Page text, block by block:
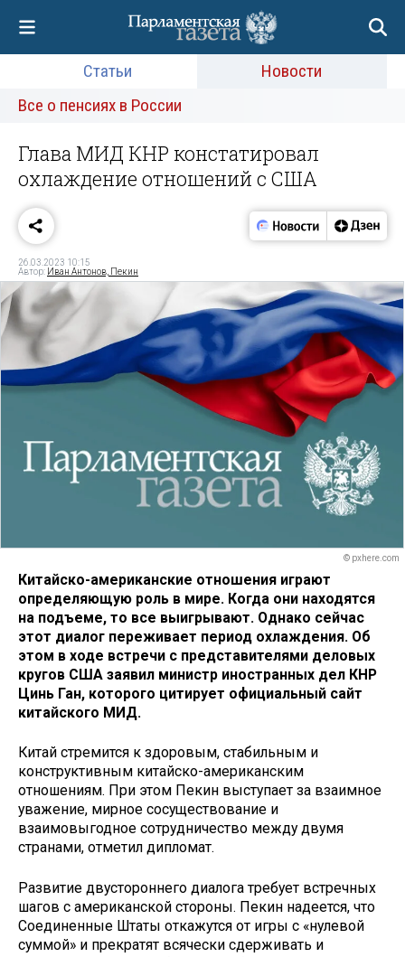
Статьи
Новости
Все о пенсиях в России
Глава МИД КНР констатировал
охлаждение отношений с США
26.03.2023 10:15
Автор: Иван Антонов, Пекин
© pxhere.com
Китайско-американские отношения играют
определяющую роль в мире. Когда они находятся
на подъеме, то все выигрывают. Однако сейчас
этот диалог переживает период охлаждения. Об
этом в ходе встречи с представителями деловых
кругов США заявил министр иностранных дел КНР
Цинь Ган, которого цитирует официальный сайт
китайского МИД.
Китай стремится к здоровым, стабильным и
конструктивным китайско-американским
отношениям. При этом Пекин выступает за взаимное
уважение, мирное сосуществование и
взаимовыгодное сотрудничество между двумя
странами, отметил дипломат.
Развитие двустороннего диалога требует встречных
шагов с американской стороны. Пекин надеется, что
Соединенные Штаты откажутся от игры с «нулевой
суммой» и прекратят всячески сдерживать и